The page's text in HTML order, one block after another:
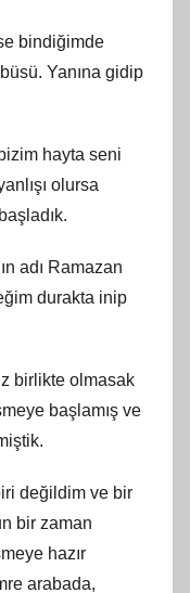
bindiğimde
Yanına gidip
hayta seni
olursa
adı Ramazan
durakta inip
birlikte olmasak
başlamış ve
değildim ve bir
bir zaman
hazır
arabada,